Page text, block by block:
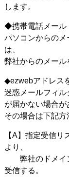
します。
◆携帯電話メール
パソコンからの
は、
弊社からのメール
◆ezwebアドレス
迷惑メールフィ
が届かない場合が
その場合は下記方
【A】指定受信リ
より、
弊社のドメイ
受信する。